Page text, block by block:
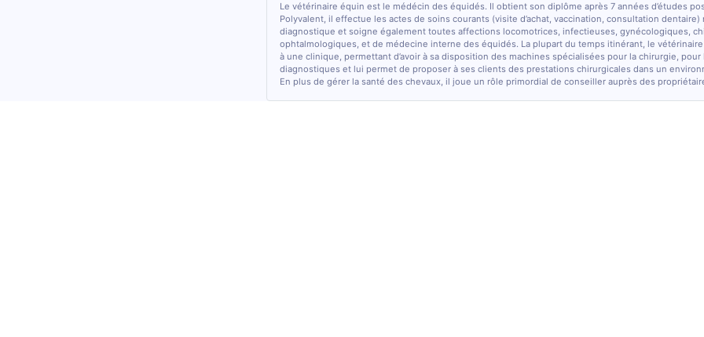
Le vétérinaire équin est le médécin des équidés. Il obtient son diplôme après 7 années d’études
Polyvalent, il effectue les actes de soins courants (visite d’achat, vaccination, consultation dentaire)
diagnostique et soigne également toutes affections locomotrices, infectieuses, gynécologiques,
ophtalmologiques, et de médecine interne des équidés. La plupart du temps itinérant, le
à une clinique, permettant d’avoir à sa disposition des machines spécialisées pour la chirurgie,
diagnostiques et lui permet de proposer à ses clients des prestations chirurgicales dans un
En plus de gérer la santé des chevaux, il joue un rôle primordial de conseiller auprès des